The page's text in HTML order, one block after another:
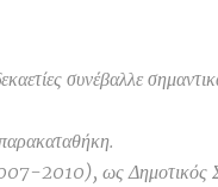
συνέβαλλε
2010), ως Δημοτικός